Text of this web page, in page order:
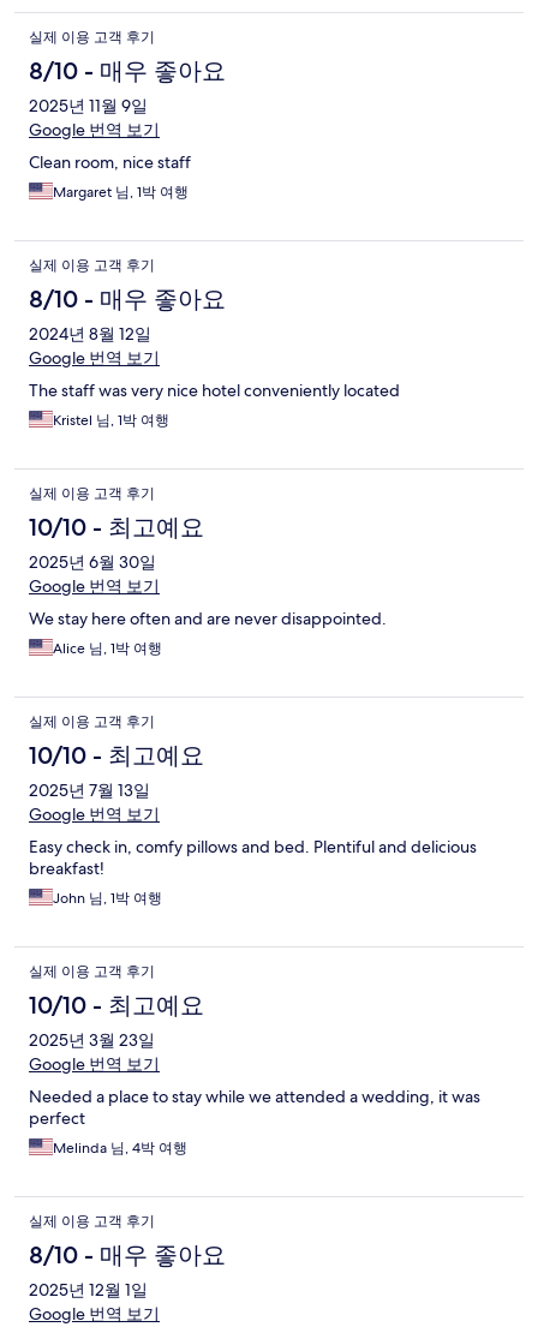
실제 이용 고객 후기
8/10 - 매우 좋아요
2025년 11월 9일
Google 번역 보기
Clean room, nice staff
Margaret 님, 1박 여행
실제 이용 고객 후기
8/10 - 매우 좋아요
2024년 8월 12일
Google 번역 보기
The staff was very nice hotel conveniently located
Kristel 님, 1박 여행
실제 이용 고객 후기
10/10 - 최고예요
2025년 6월 30일
Google 번역 보기
We stay here often and are never disappointed.
Alice 님, 1박 여행
실제 이용 고객 후기
10/10 - 최고예요
2025년 7월 13일
Google 번역 보기
Easy check in, comfy pillows and bed. Plentiful and delicious
breakfast!
John 님, 1박 여행
실제 이용 고객 후기
10/10 - 최고예요
2025년 3월 23일
Google 번역 보기
Needed a place to stay while we attended a wedding, it was
perfect
Melinda 님, 4박 여행
실제 이용 고객 후기
8/10 - 매우 좋아요
2025년 12월 1일
Google 번역 보기